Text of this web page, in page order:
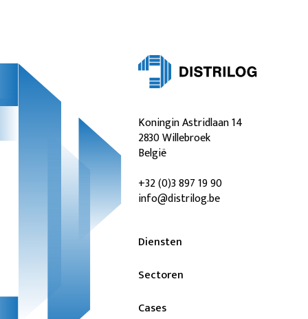
Koningin Astridlaan 14
2830 Willebroek
België
+32 (0)3 897 19 90
info@distrilog.be
Diensten
Sectoren
Cases